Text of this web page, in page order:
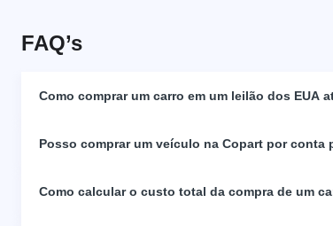
FAQ’s
Como comprar um carro em um leilão dos EUA
Posso comprar um veículo na Copart por conta
Como calcular o custo total da compra de um